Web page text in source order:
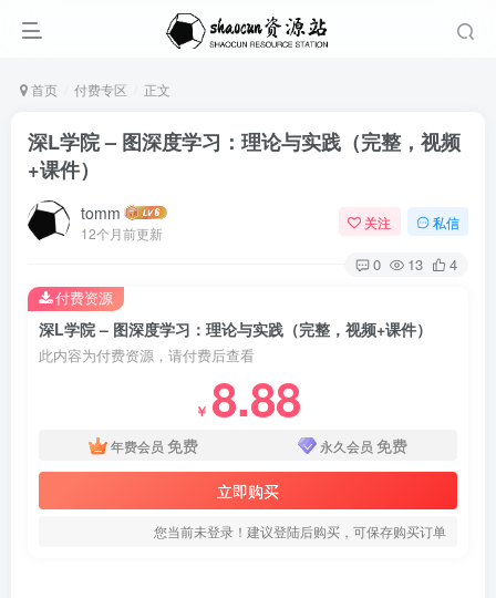
首页 付费专区 正文
深L学院 – 图深度学习：理论与实践（完整，视频
+课件）
tomm
12个月前更新
关注 私信
0 13 4
深L学院 – 图深度学习：理论与实践（完整，视频+课件）
此内容为付费资源，请付费后查看
￥ 8.88
年费会员 免费 永久会员 免费
立即购买
您当前未登录！建议登陆后购买，可保存购买订单
付费资源